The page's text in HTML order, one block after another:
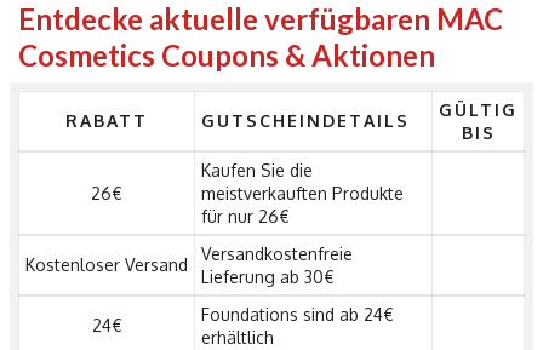
Entdecke aktuelle verfügbaren MAC
Cosmetics Coupons & Aktionen
RABATT GUTSCHEINDETAILS
GÜLTIG
BIS
26€
Kaufen Sie die
meistverkauften Produkte
für nur 26€
Kostenloser Versand
Versandkostenfreie
Lieferung ab 30€
24€
Foundations sind ab 24€
erhältlich